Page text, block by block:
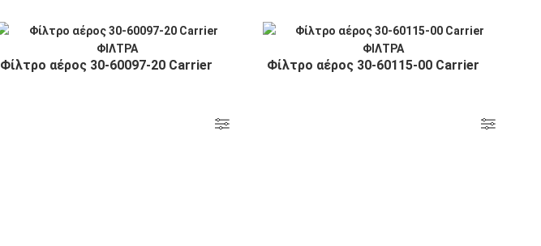
Φίλτρο αέρος 30-60097-20 Carrier Φίλτρο αέρος 30-60115-00 Carrier